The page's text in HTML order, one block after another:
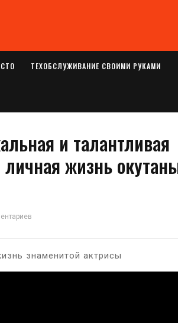
ТЕХОБСЛУЖИВАНИЕ СВОИМИ РУКАМИ
и талантливая
жизнь